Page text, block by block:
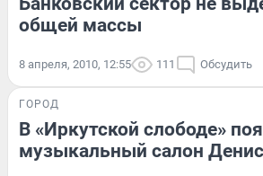
общей массы
8 апреля, 2010, 12:55 111 Обсудить
ГОРОД
В «Иркутской слободе»
музыкальный салон